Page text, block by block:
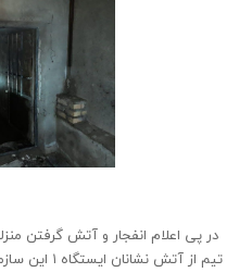
تیم از آتش نشانان ایستگاه ۱ این سازمان به محل اعزام شدند.